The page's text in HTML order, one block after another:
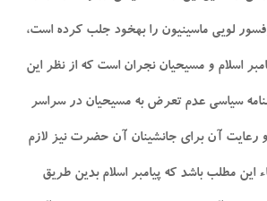
لويى ماسينيون را به‏خود جلب كرده است،
اسلام و مسيحيان نجران است كه از نظر اين
سياسى عدم تعرض به مسيحيان در سراسر
رعايت آن براى جانشينان آن حضرت نيز لازم
اين مطلب باشد كه پيامبر اسلام بدين طريق